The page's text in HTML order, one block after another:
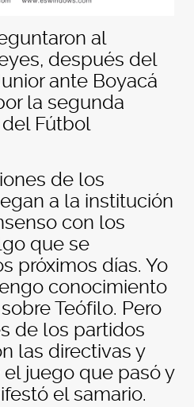
al
después del
ante Boyacá
la segunda
Fútbol
de los
a la institución
con los
que se
próximos días. Yo
conocimiento
Teófilo. Pero
de los partidos
las directivas y
juego que pasó y
el samario.